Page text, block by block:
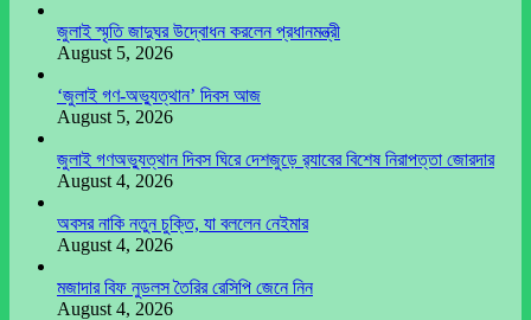
জুলাই স্মৃতি জাদুঘর উদ্বোধন করলেন প্রধানমন্ত্রী
August 5, 2026
‘জুলাই গণ-অভ্যুত্থান’ দিবস আজ
August 5, 2026
জুলাই গণঅভ্যুত্থান দিবস ঘিরে দেশজুড়ে র‌্যাবের বিশেষ নিরাপত্তা জোরদার
August 4, 2026
অবসর নাকি নতুন চুক্তি, যা বললেন নেইমার
August 4, 2026
মজাদার বিফ নুডলস তৈরির রেসিপি জেনে নিন
August 4, 2026